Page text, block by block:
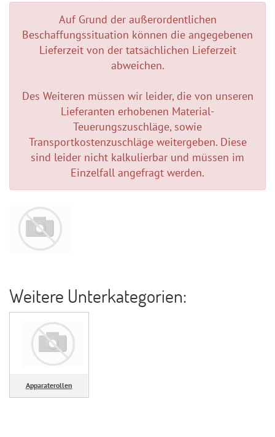
Auf Grund der außerordentlichen
Beschaffungssituation können die angegebenen
Lieferzeit von der tatsächlichen Lieferzeit
abweichen.
Des Weiteren müssen wir leider, die von unseren
Lieferanten erhobenen Material-
Teuerungszuschläge, sowie
Transportkostenzuschläge weitergeben. Diese
sind leider nicht kalkulierbar und müssen im
Einzelfall angefragt werden.
Weitere Unterkategorien:
Apparaterollen